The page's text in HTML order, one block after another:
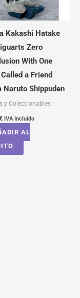
Kakashi Hatake
Zero
With One
a Friend
Naruto Shippuden
y Coleccionables
IVA Incluído
AL